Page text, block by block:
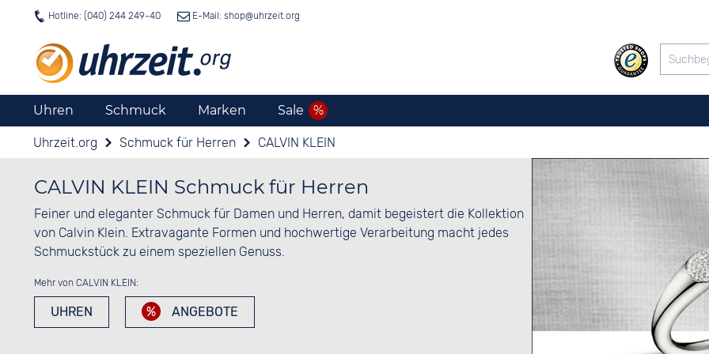
Hotline: (040) 244 249-40 E-Mail: shop@uhrzeit.org
Uhren Schmuck Marken Sale
Uhrzeit.org Schmuck für Herren CALVIN KLEIN
CALVIN KLEIN Schmuck für Herren
Feiner und eleganter Schmuck für Damen und Herren, damit begeistert die Kollektion
von Calvin Klein. Extravagante Formen und hochwertige Verarbeitung macht jedes
Schmuckstück zu einem speziellen Genuss.
Mehr von CALVIN KLEIN:
UHREN ANGEBOTE